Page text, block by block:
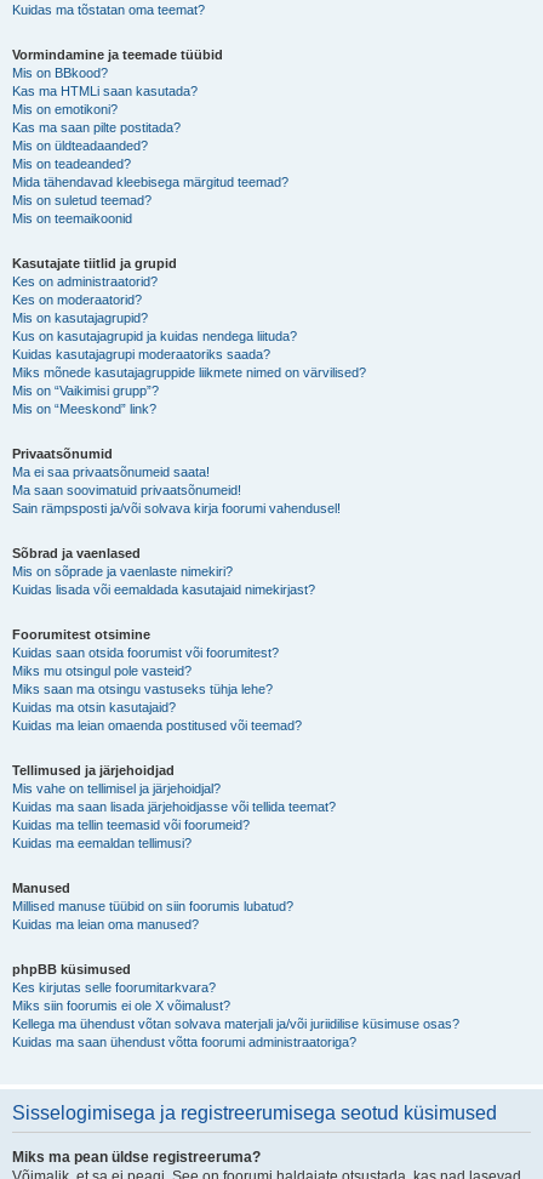
Kuidas ma tõstatan oma teemat?
Vormindamine ja teemade tüübid
Mis on BBkood?
Kas ma HTMLi saan kasutada?
Mis on emotikoni?
Kas ma saan pilte postitada?
Mis on üldteadaanded?
Mis on teadeanded?
Mida tähendavad kleebisega märgitud teemad?
Mis on suletud teemad?
Mis on teemaikoonid
Kasutajate tiitlid ja grupid
Kes on administraatorid?
Kes on moderaatorid?
Mis on kasutajagrupid?
Kus on kasutajagrupid ja kuidas nendega liituda?
Kuidas kasutajagrupi moderaatoriks saada?
Miks mõnede kasutajagruppide liikmete nimed on värvilised?
Mis on “Vaikimisi grupp”?
Mis on “Meeskond” link?
Privaatsõnumid
Ma ei saa privaatsõnumeid saata!
Ma saan soovimatuid privaatsõnumeid!
Sain rämpsposti ja/või solvava kirja foorumi vahendusel!
Sõbrad ja vaenlased
Mis on sõprade ja vaenlaste nimekiri?
Kuidas lisada või eemaldada kasutajaid nimekirjast?
Foorumitest otsimine
Kuidas saan otsida foorumist või foorumitest?
Miks mu otsingul pole vasteid?
Miks saan ma otsingu vastuseks tühja lehe?
Kuidas ma otsin kasutajaid?
Kuidas ma leian omaenda postitused või teemad?
Tellimused ja järjehoidjad
Mis vahe on tellimisel ja järjehoidjal?
Kuidas ma saan lisada järjehoidjasse või tellida teemat?
Kuidas ma tellin teemasid või foorumeid?
Kuidas ma eemaldan tellimusi?
Manused
Millised manuse tüübid on siin foorumis lubatud?
Kuidas ma leian oma manused?
phpBB küsimused
Kes kirjutas selle foorumitarkvara?
Miks siin foorumis ei ole X võimalust?
Kellega ma ühendust võtan solvava materjali ja/või juriidilise küsimuse osas?
Kuidas ma saan ühendust võtta foorumi administraatoriga?
Sisselogimisega ja registreerumisega seotud küsimused
Miks ma pean üldse registreeruma?